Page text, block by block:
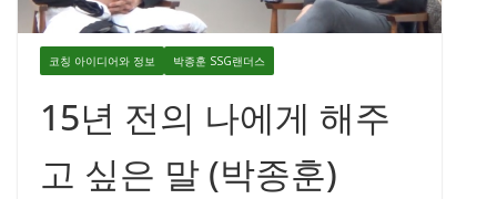
코칭 아이디어와 정보 박종훈 SSG랜더스
15년 전의 나에게 해주
고 싶은 말 (박종훈)